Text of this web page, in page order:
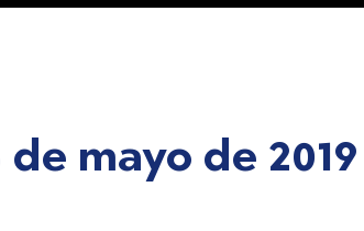
mayo de 2019